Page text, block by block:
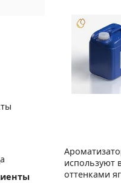
используют
оттенками